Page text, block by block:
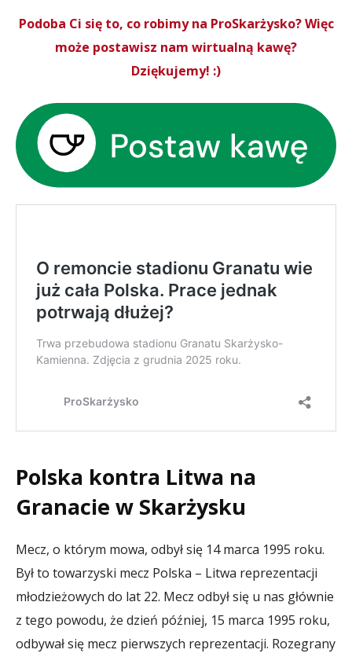
Podoba Ci się to, co robimy na ProSkarżysko? Więc
może postawisz nam wirtualną kawę?
Dziękujemy! :)
Polska kontra Litwa na
Granacie w Skarżysku
Mecz, o którym mowa, odbył się 14 marca 1995 roku.
Był to towarzyski mecz Polska – Litwa reprezentacji
młodzieżowych do lat 22. Mecz odbył się u nas głównie
z tego powodu, że dzień później, 15 marca 1995 roku,
odbywał się mecz pierwszych reprezentacji. Rozegrany